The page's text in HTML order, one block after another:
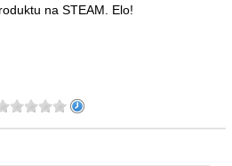
na STEAM. Elo!